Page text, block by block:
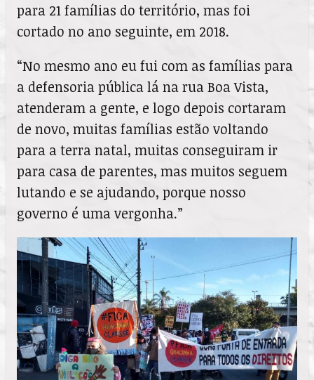
para 21 famílias do território, mas foi
cortado no ano seguinte, em 2018.
“No mesmo ano eu fui com as famílias para
a defensoria pública lá na rua Boa Vista,
atenderam a gente, e logo depois cortaram
de novo, muitas famílias estão voltando
para a terra natal, muitas conseguiram ir
para casa de parentes, mas muitos seguem
lutando e se ajudando, porque nosso
governo é uma vergonha.”